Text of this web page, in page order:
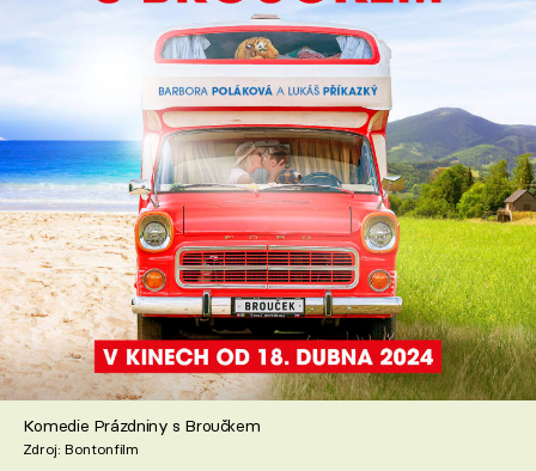
Komedie Prázdniny s Broučkem
Zdroj: Bontonfilm